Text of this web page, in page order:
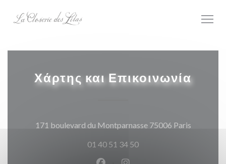
Χάρτης και Επικοινωνία
171 boulevard du Montparnasse 75006 Paris
01 40 51 34 50